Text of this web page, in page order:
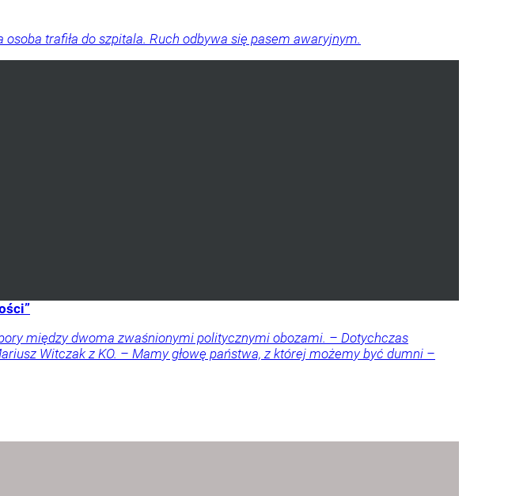
trafiła do szpitala. Ruch odbywa się pasem awaryjnym.
między dwoma zwaśnionymi politycznymi obozami. – Dotychczas
Witczak z KO. – Mamy głowę państwa, z której możemy być dumni –